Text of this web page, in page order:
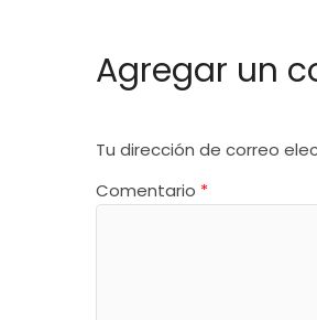
Agregar un
Tu dirección de correo
Comentario *